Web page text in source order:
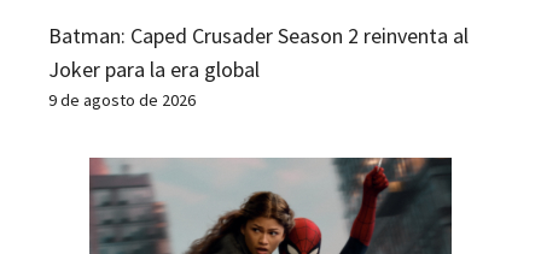
Batman: Caped Crusader Season 2 reinventa al
Joker para la era global
9 de agosto de 2026